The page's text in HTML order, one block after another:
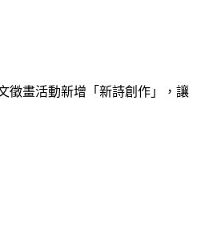
徵畫活動新增「新詩創作」，讓